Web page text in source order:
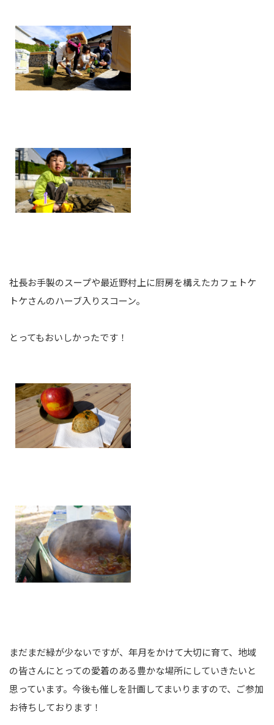
社長お手製のスープや最近野村上に厨房を構えたカフェトケ
トケさんのハーブ入りスコーン。
とってもおいしかったです！
まだまだ緑が少ないですが、年月をかけて大切に育て、地域
の皆さんにとっての愛着のある豊かな場所にしていきたいと
思っています。今後も催しを計画してまいりますので、ご参加
お待ちしております！